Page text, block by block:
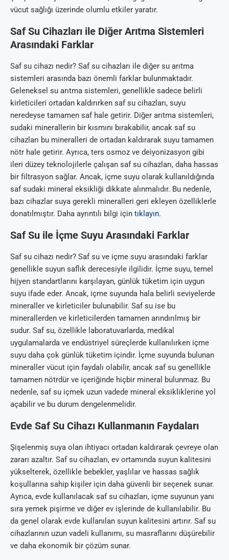
vücut sağlığı üzerinde olumlu etkiler yaratır.
Saf Su Cihazları ile Diğer Arıtma Sistemleri
Arasındaki Farklar
Saf su cihazı nedir? Saf su cihazları ile diğer su arıtma
sistemleri arasında bazı önemli farklar bulunmaktadır.
Geleneksel su arıtma sistemleri, genellikle sadece belirli
kirleticileri ortadan kaldırırken saf su cihazları, suyu
neredeyse tamamen saf hale getirir. Diğer arıtma sistemleri,
sudaki minerallerin bir kısmını bırakabilir, ancak saf su
cihazları bu mineralleri de ortadan kaldırarak suyu tamamen
nötr hale getirir. Ayrıca, ters osmoz ve deiyonizasyon gibi
ileri düzey teknolojilerle çalışan saf su cihazları, daha hassas
bir filtrasyon sağlar. Ancak, içme suyu olarak kullanıldığında
saf sudaki mineral eksikliği dikkate alınmalıdır. Bu nedenle,
bazı cihazlar suya gerekli mineralleri geri ekleyen özelliklerle
donatılmıştır. Daha ayrıntılı bilgi için tıklayın.
Saf Su ile İçme Suyu Arasındaki Farklar
Saf su cihazı nedir? Saf su ve içme suyu arasındaki farklar
genellikle suyun saflık derecesiyle ilgilidir. İçme suyu, temel
hijyen standartlarını karşılayan, günlük tüketim için uygun
suyu ifade eder. Ancak, içme suyunda hala belirli seviyelerde
mineraller ve kirleticiler bulunabilir. Saf su ise bu
minerallerden ve kirleticilerden tamamen arındırılmış bir
sudur. Saf su, özellikle laboratuvarlarda, medikal
uygulamalarda ve endüstriyel süreçlerde kullanılırken içme
suyu daha çok günlük tüketim içindir. İçme suyunda bulunan
mineraller vücut için faydalı olabilir, ancak saf su genellikle
tamamen nötrdür ve içeriğinde hiçbir mineral bulunmaz. Bu
nedenle, saf su içmek uzun vadede mineral eksikliklerine yol
açabilir ve bu durum dengelenmelidir.
Evde Saf Su Cihazı Kullanmanın Faydaları
Şişelenmiş suya olan ihtiyacı ortadan kaldırarak çevreye olan
zararı azaltır. Saf su cihazları, ev ortamında suyun kalitesini
yükselterek, özellikle bebekler, yaşlılar ve hassas sağlık
koşullarına sahip kişiler için daha güvenli bir seçenek sunar.
Ayrıca, evde kullanılacak saf su cihazları, içme suyunun yanı
sıra yemek pişirme ve diğer ev işlerinde de kullanılabilir. Bu
da genel olarak evde kullanılan suyun kalitesini artırır. Saf su
cihazlarının uzun vadeli kullanımı, su masraflarını düşürebilir
ve daha ekonomik bir çözüm sunar.